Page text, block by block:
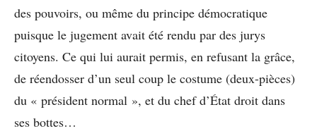
des pouvoirs, ou même du principe démocratique
puisque le jugement avait été rendu par des jurys
citoyens. Ce qui lui aurait permis, en refusant la grâce,
de réendosser d’un seul coup le costume (deux-pièces)
du « président normal », et du chef d’État droit dans
ses bottes…